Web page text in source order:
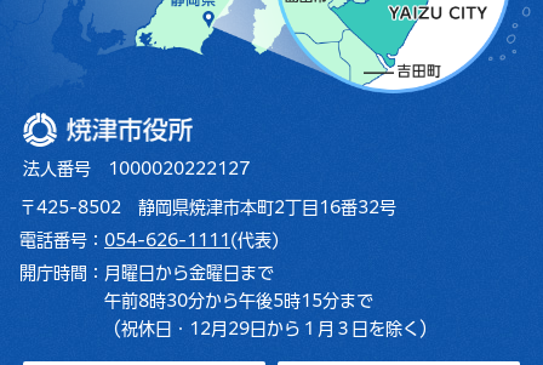
焼津市役所
法人番号 1000020222127
〒425-8502 静岡県焼津市本町2丁目16番32号
電話番号： 054-626-1111 (代表)
開庁時間： 月曜日から金曜日まで
午前8時30分から午後5時15分まで
（祝休日・12月29日から１月３日を除く）